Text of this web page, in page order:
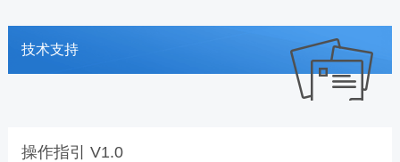
技术支持
操作指引 V1.0